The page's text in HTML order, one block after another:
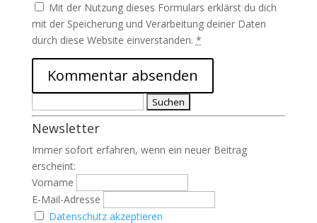
Mit der Nutzung dieses Formulars erklärst du dich
mit der Speicherung und Verarbeitung deiner Daten
durch diese Website einverstanden. *
nach:
Newsletter
Immer sofort erfahren, wenn ein neuer Beitrag
erscheint:
Vorname
E-Mail-Adresse
Datenschutz akzeptieren